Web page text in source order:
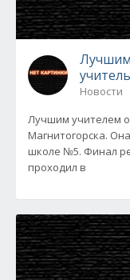
Лучшим
Новости
Лучшим учителем
Магнитогорска.
школе №5. Финал
проходил в